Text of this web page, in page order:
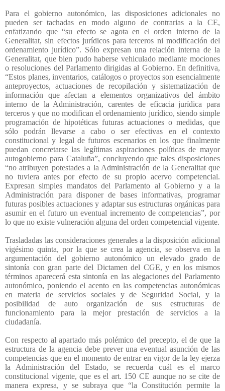
Para el gobierno autonómico, las disposiciones adicionales no
pueden ser tachadas en modo alguno de contrarias a la CE,
enfatizando que “su efecto se agota en el orden interno de la
Generalitat, sin efectos jurídicos para terceros ni modificación del
ordenamiento jurídico”. Sólo expresan una relación interna de la
Generalitat, que bien pudo haberse vehiculado mediante mociones
o resoluciones del Parlamento dirigidas al Gobierno. En definitiva,
“Estos planes, inventarios, catálogos o proyectos son esencialmente
anteproyectos, actuaciones de recopilación y sistematización de
información que afectan a elementos organizativos del ámbito
interno de la Administración, carentes de eficacia jurídica para
terceros y que no modifican el ordenamiento jurídico, siendo simple
programación de hipotéticas futuras actuaciones o medidas, que
sólo podrán llevarse a cabo o ser efectivas en el contexto
constitucional y legal de futuros escenarios en los que finalmente
puedan concretarse las legítimas aspiraciones políticas de mayor
autogobierno para Cataluña”, concluyendo que tales disposiciones
“no atribuyen potestades a la Administración de la Generalitat que
no tuviera antes por efecto de su propio acervo competencial.
Expresan simples mandatos del Parlamento al Gobierno y a la
Administración para disponer de bases informativas, programar
futuras posibles actuaciones y adaptar sus estructuras orgánicas para
asumir en el futuro un eventual incremento de competencias”, por
lo que no existe vulneración alguna del orden competencial vigente.
Trasladadas las consideraciones generales a la disposición adicional
vigésimo quinta, por la que se crea la agencia, se observa en la
argumentación del gobierno autonómico un elevado grado de
sintonía con gran parte del Dictamen del CGE, y en los mismos
términos aparecerá esta sintonía en las alegaciones del Parlamento
autonómico, poniendo el acento en las competencias autonómicas
en materia de servicios sociales y de Seguridad Social, y la
posibilidad de auto organización de sus estructuras de
funcionamiento para la mejor prestación de servicios a la
ciudadanía.
Con respecto al apartado más polémico del precepto, el de que la
estructura de la agencia debe prever una eventual asunción de las
competencias que en el momento de entrar en vigor de la ley ejerza
la Administración del Estado, se recuerda cuál es el marco
constitucional vigente, que es el art. 150 CE aunque no se cite de
manera expresa, y se subraya que “la Constitución permite la